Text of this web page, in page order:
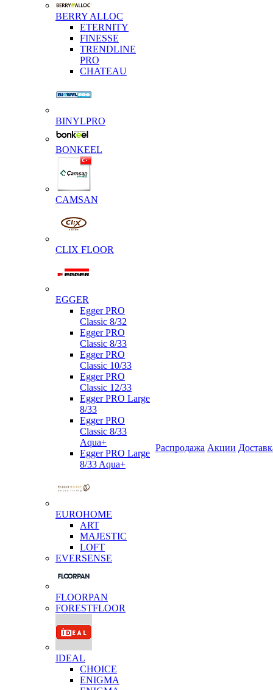
BERRY ALLOC
ETERNITY
FINESSE
TRENDLINE
PRO
CHATEAU
BINYLPRO
BONKEEL
CAMSAN
CLIX FLOOR
EGGER
Egger PRO
Classic 8/32
Egger PRO
Classic 8/33
Egger PRO
Classic 10/33
Egger PRO
Classic 12/33
Egger PRO Large
8/33
Egger PRO
Classic 8/33
Aqua+
Egger PRO Large
8/33 Aqua+
EUROHOME
ART
MAJESTIC
LOFT
EVERSENSE
FLOORPAN
FORESTFLOOR
IDEAL
CHOICE
ENIGMA
Распродажа Акции